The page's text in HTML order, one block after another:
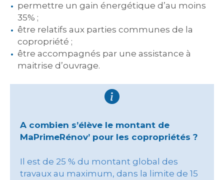
permettre un gain énergétique d’au moins
35% ;
être relatifs aux parties communes de la
copropriété ;
être accompagnés par une assistance à
maitrise d’ouvrage.
A combien s’élève le montant de
MaPrimeRénov’ pour les copropriétés ?
Il est de 25 % du montant global des
travaux au maximum, dans la limite de 15